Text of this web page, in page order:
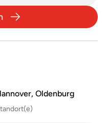
Oldenburg